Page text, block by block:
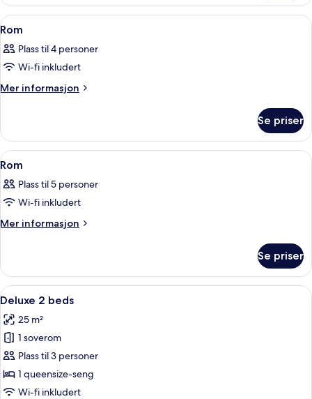
Åpne
alle
bildene
av
Rom
Lydisolert, barnesenger, wi-fi
13
Rom
Plass til 4 personer
Wi-fi inkludert
Mer informasjon
Mer
Se priser
Åpne
alle
bildene
av
Rom
Lydisolert, barnesenger, wi-fi
10
Rom
Plass til 5 personer
Wi-fi inkludert
Mer informasjon
Mer
Se priser
Åpne
alle
bildene
av
Deluxe
2
beds
Deluxe 2 beds | Lydisolert,
12
Deluxe 2 beds
25 m²
1 soverom
Plass til 3 personer
1 queensize-seng
Wi-fi inkludert